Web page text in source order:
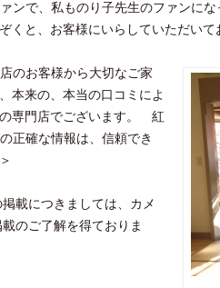
ンで、私ものり子先生のファンに
くと、お客様にいらしていただいて
のお客様から大切なご家
本来の、本当の口コミによ
専門店でございます。 紅
正確な情報は、信頼でき
載につきましては、カメ
のご了解を得ておりま